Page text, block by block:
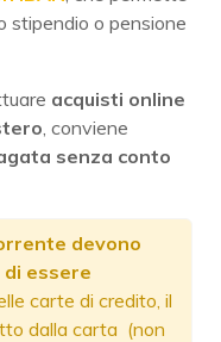
stipendio o pensione
acquisti online
, conviene
senza conto
devono
essere
carte di credito, il
dalla carta (non